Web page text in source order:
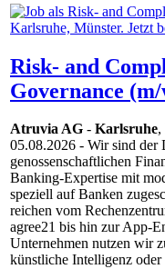
Risk- and
Governance
Atruvia AG - Karlsruhe,
05.08.2026 - Wir sind der
genossenschaftlichen
Banking-Expertise mit
speziell auf Banken
reichen vom
agree21 bis hin zur App-
Unternehmen nutzen wir
künstliche Intelligenz oder